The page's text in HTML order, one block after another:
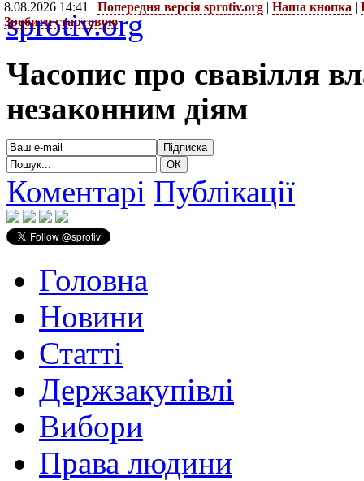
8.08.2026 14:41 | Попередня версія sprotiv.org | Наша кнопка |
Зробити стартовою
sprotiv.org
Часопис про свавілля
незаконним діям
Коментарі Публікації
Головна
Новини
Статті
Держзакупівлі
Вибори
Права людини